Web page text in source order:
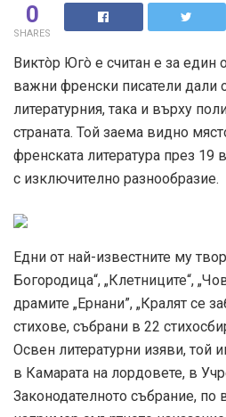
0
SHARES
Виктòр Югò е считан е за един
важни френски писатели дали
литературния, така и върху
страната. Той заема видно
френската литература през
с изключително разнообразие.
Едни от най-известните му
Богородица“, „Клетниците“,
драмите „Ернани”, „Кралят се
стихове, събрани в 22
Освен литературни изяви, той
в Камарата на лордовете, в
Законодателното събрание, по